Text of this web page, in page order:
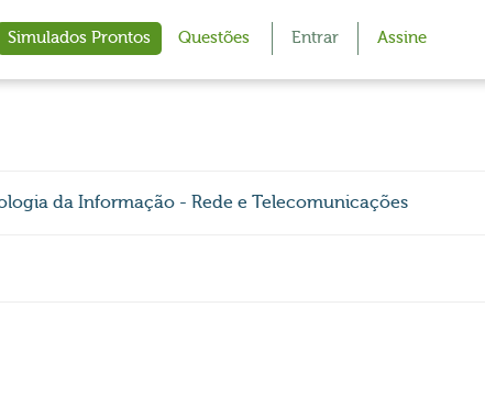
Simulados Prontos Questões Entrar Assine
da Informação - Rede e Telecomunicações